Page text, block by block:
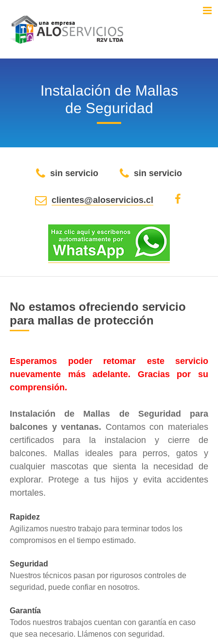
Instalación de Mallas
de Seguridad
sin servicio sin servicio
clientes@aloservicios.cl
No estamos ofreciendo servicio
para mallas de protección
Esperamos poder retomar este servicio
nuevamente más adelante. Gracias por su
comprensión.
Instalación de Mallas de Seguridad para
balcones y ventanas. Contamos con materiales
certificados para la instalacion y cierre de
balcones. Mallas ideales para perros, gatos y
cualquier mascotas que sienta la necesidad de
explorar. Protege a tus hijos y evita accidentes
mortales.
Rapidez
Agilizamos nuestro trabajo para terminar todos los
compromisos en el tiempo estimado.
Seguridad
Nuestros técnicos pasan por rigurosos controles de
seguridad, puede confiar en nosotros.
Garantía
Todos nuestros trabajos cuentan con garantía en caso
que sea necesario. Llámenos con seguridad.